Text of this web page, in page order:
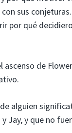
sus conjeturas.
por qué
ascenso de
alguien
Jay, y que no